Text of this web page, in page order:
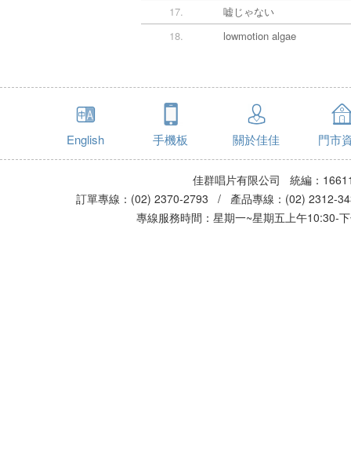
17.
嘘じゃない
18.
lowmotion algae
English 手機板 關於佳佳 門市
佳群唱片有限公司 統編：
訂單專線：(02) 2370-2793 / 產品專線：(02)
專線服務時間：星期一~星期五上午10:30-